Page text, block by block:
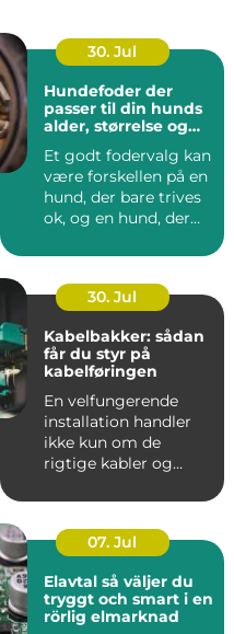
30. Jul
Hundefoder der
passer til din hunds
alder, størrelse og
Et godt fodervalg kan
være forskellen på en
hund, der bare trives
ok, og en hund, der
30. Jul
Kabelbakker: sådan
får du styr på
kabelføringen
En velfungerende
installation handler
ikke kun om de
rigtige kabler og
gennemført kab...
07. Jul
Elavtal så väljer du
tryggt och smart i en
rörlig elmarknad